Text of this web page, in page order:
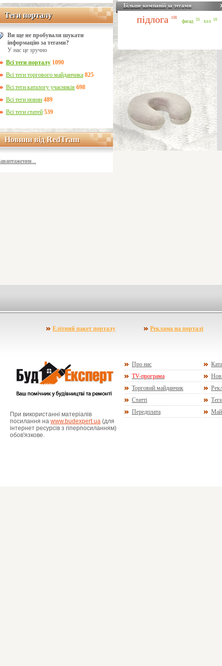
Теги порталу
Теги порталу
Ви ще не пробували шукати
інформацію за тегами?
У нас це зручно
Всі теги порталу 1090
Всі теги торгового майданчика 825
Всі теги каталогу учасників 698
Всі теги новин 489
Всі теги статей 539
Новини від RedTram
Новини від RedTram
Більше компаній за тегами
підлога 108
фасад 55 хол 19
Елітний пакет порталу Реклама на порталі
При використанні матеріалів
посилання на www.budexpert.ua (для
інтернет ресурсів з гіперпосиланням)
обов'язкове.
Про нас
TV-програма
Торговий майданчик
Статті
Теги
Передплата